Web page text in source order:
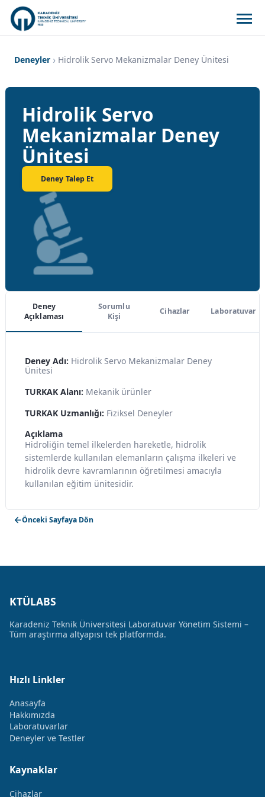
Deneyler Hidrolik Servo Mekanizmalar Deney Ünitesi
Hidrolik Servo
Mekanizmalar Deney
Ünitesi
Deney Talep Et
Deney
Açıklaması
Sorumlu
Kişi
Cihazlar Laboratuvar
Deney Adı: Hidrolik Servo Mekanizmalar Deney
Ünitesi
TURKAK Alanı: Mekanik ürünler
TURKAK Uzmanlığı: Fiziksel Deneyler
Açıklama
Hidroliğin temel ilkelerden hareketle, hidrolik
sistemlerde kullanılan elemanların çalışma ilkeleri ve
hidrolik devre kavramlarının öğretilmesi amacıyla
kullanılan eğitim ünitesidir.
Önceki Sayfaya Dön
KTÜLABS
Karadeniz Teknik Üniversitesi Laboratuvar Yönetim Sistemi –
Tüm araştırma altyapısı tek platformda.
Hızlı Linkler
Anasayfa
Hakkımızda
Laboratuvarlar
Deneyler ve Testler
Kaynaklar
Cihazlar